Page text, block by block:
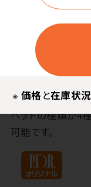
※ 価格と在庫状況
角度調節が自由
ため、安定した操
ヘッドの種類が4
可能です。